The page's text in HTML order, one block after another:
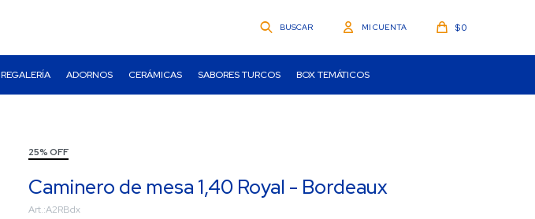
REGALERÍA ADORNOS CERÁMICAS SABORES TURCOS BOX TEMÁTICOS
$0
25% OFF
Caminero de mesa 1,40 Royal - Bordeaux
A2RBdx